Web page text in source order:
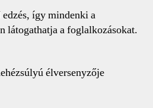
így mindenki a
látogathatja a foglalkozásokat.
élversenyzője